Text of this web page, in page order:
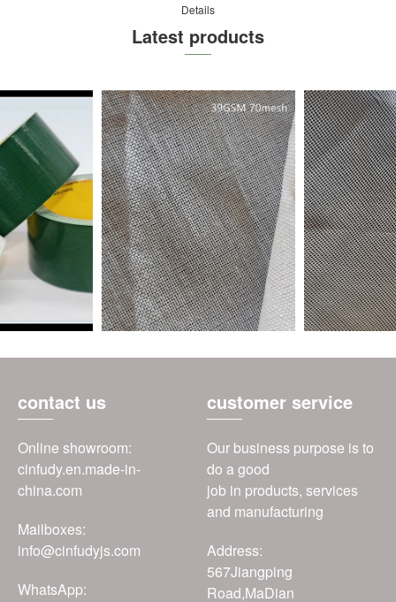
Details
Latest products
contact us
Online showroom:
cinfudy.en.made-in-
china.com
Mailboxes:
info@cinfudyjs.com
WhatsApp:
customer service
Our business purpose is to
do a good
job in products, services
and manufacturing
Address:
567Jiangping
Road,MaDian